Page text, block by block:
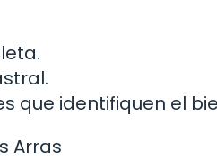
que identifiquen el
Arras